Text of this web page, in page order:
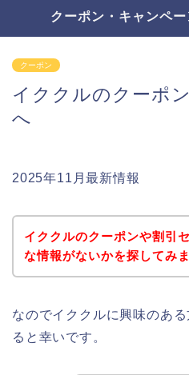
クーポン・キャンペ
クーポン
イククルのクーポ
へ
2025年11月最新情報
イククルのクーポンや割引
な情報がないかを探してみ
なのでイククルに興味のあ
ると幸いです。